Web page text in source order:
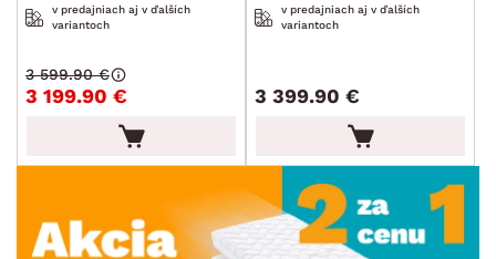
v predajniach aj v ďalších
variantoch
3 199.90 €
3 599.90 €
v predajniach aj v ďalších
variantoch
3 399.90 €